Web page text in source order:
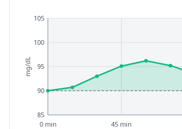
85
90
95
100
105
0 min 45 min
mg/dL